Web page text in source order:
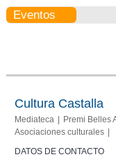
Eventos
Cultura Castalla
Mediateca Premi Belles
Asociaciones culturales
DATOS DE CONTACTO